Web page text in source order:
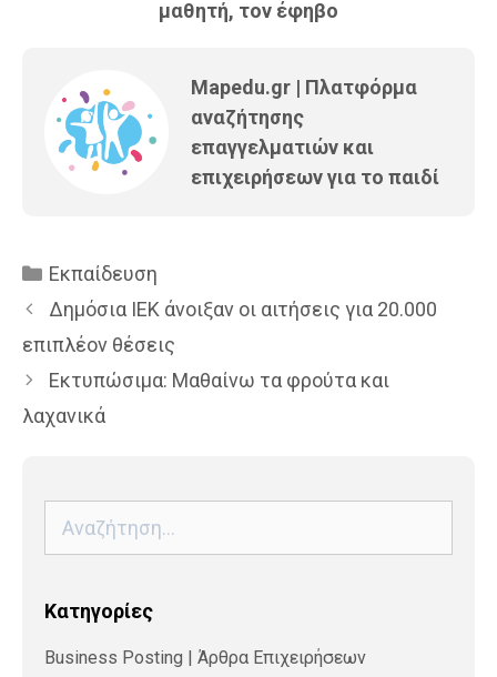
μαθητή, τον έφηβο
Mapedu.gr | Πλατφόρμα
αναζήτησης
επαγγελματιών και
επιχειρήσεων για το παιδί
Κατηγορίες
Εκπαίδευση
Δημόσια ΙΕΚ άνοιξαν οι αιτήσεις για 20.000
επιπλέον θέσεις
Εκτυπώσιμα: Μαθαίνω τα φρούτα και
λαχανικά
για:
Kατηγορίες
Business Posting | Άρθρα Επιχειρήσεων